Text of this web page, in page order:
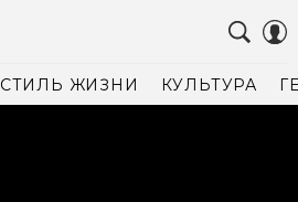
СТИЛЬ ЖИЗНИ КУЛЬТУРА